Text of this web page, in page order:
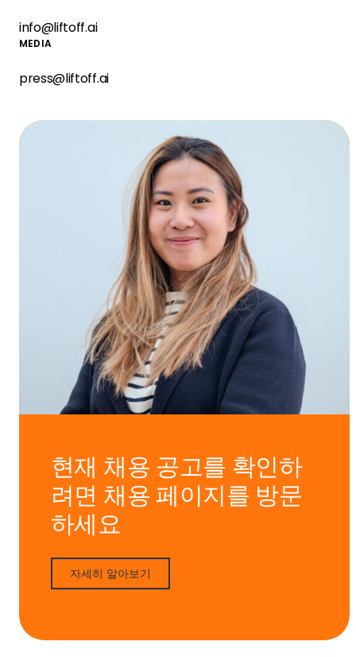
info@liftoff.ai
MEDIA
press@liftoff.ai
현재 채용 공고를 확인하
려면 채용 페이지를 방문
하세요
자세히 알아보기